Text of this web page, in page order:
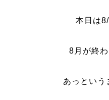
本日は8/
8月が終わ
あっという